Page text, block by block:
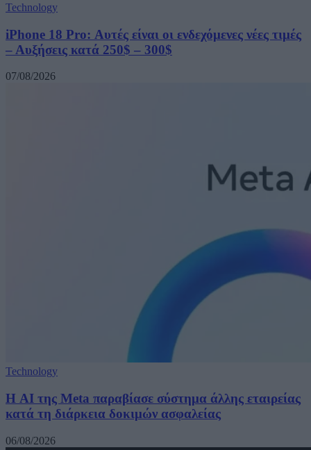
Technology
iPhone 18 Pro: Αυτές είναι οι ενδεχόμενες νέες τιμές
– Αυξήσεις κατά 250$ – 300$
07/08/2026
Technology
Η AI της Meta παραβίασε σύστημα άλλης εταιρείας
κατά τη διάρκεια δοκιμών ασφαλείας
06/08/2026